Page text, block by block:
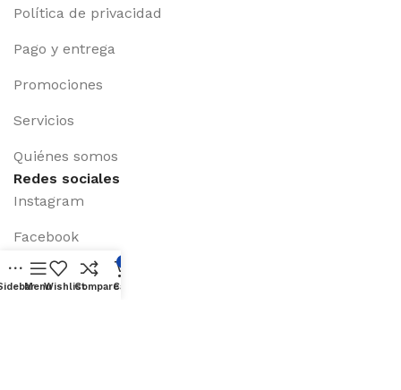
Política de privacidad
Pago y entrega
Promociones
Servicios
Quiénes somos
Redes sociales
Instagram
Facebook
X (Twiter)
MenuWishlistCompareCart